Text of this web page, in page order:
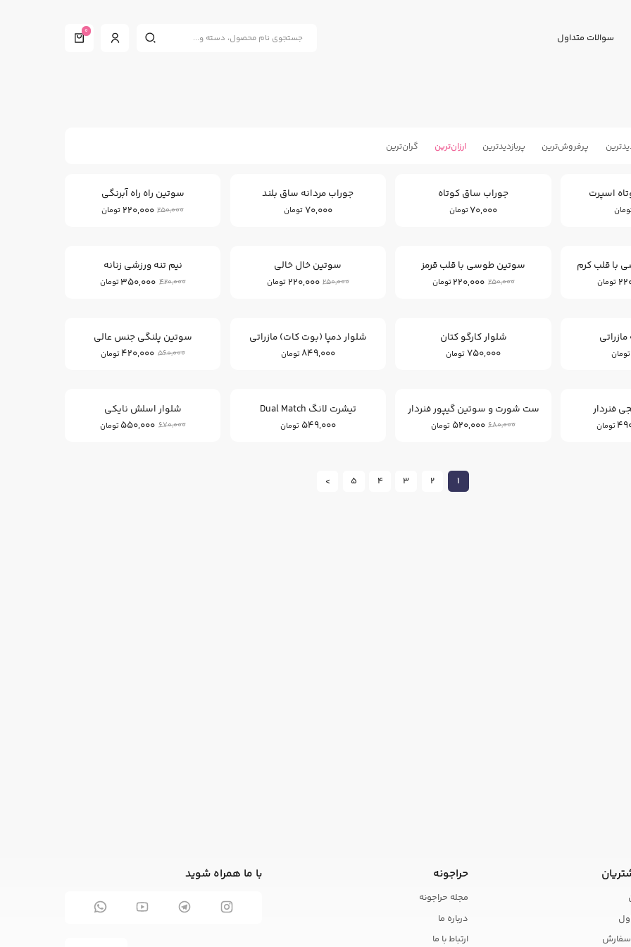
سوالات متداول 0
پرفروش‌ترین پربازدید‌ترین ارزان‌ترین گران‌ترین
اسپرت
جوراب ساق کوتاه
70,000تومان
جوراب مردانه ساق بلند
70,000 تومان
سوتین راه راه آبرنگی
250,000
220,000 تومان
با قلب کرم
تومان
سوتین طوسی با قلب قرمز
250,000
220,000 تومان
سوتین خال خالی
250,000
220,000 تومان
نیم تنه ورزشی زنانه
420,000
350,000تومان
تومان
شلوار کارگو کتان
750,000 تومان
شلوار دمپا (بوت کات) مازراتی
849,000 تومان
سوتین پلنگی جنس عالی
560,000
420,000تومان
فنردار
تومان
ست شورت و سوتین گیپور فنردار
680,000
520,000 تومان
تیشرت لانگ Dual Match
549,000 تومان
شلوار اسلش نایکی
670,000
550,000تومان
1
2
3
4
5
>
حراجونه
مجله حراجونه
درباره ما
ارتباط با ما
با ما همراه شوید